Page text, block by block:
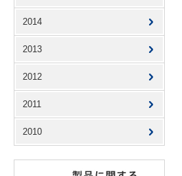
2014
2013
2012
2011
2010